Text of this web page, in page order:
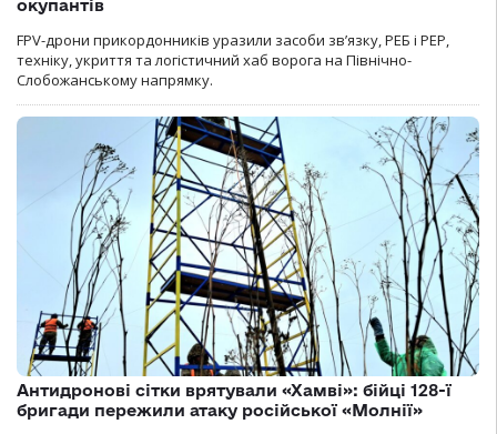
окупантів
FPV-дрони прикордонників уразили засоби зв’язку, РЕБ і РЕР,
техніку, укриття та логістичний хаб ворога на Північно-
Слобожанському напрямку.
Антидронові сітки врятували «Хамві»: бійці 128-ї
бригади пережили атаку російської «Молнії»